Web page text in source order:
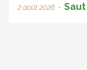
2 août 2026 • Saut